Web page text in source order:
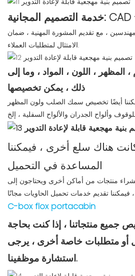
15 مصممًا ومهندسين ، مع تقديم المشورة المهنية ، ضمان
الامتثال لمتطلبات العملاء.
، اللون ، المواد ، وما إلى
ذلك ، يمكن تخصيصها
أيضًا تخصيص سمك الصلب ولون المظهر
هناك سلع أخرى ، فيمكننا
المساعدة في التحميل
بشراء منتجات من أماكن أخرى ويحتاجون إلى
فيمكننا تقديم خدمات تحميل الحاويات مجانًا
C-box flox portacabin
جميع منتجاتنا ، إذا كنت بحاجة
أو متطلبات خاصة أخرى ، يرجى
استشارة موظفينا.